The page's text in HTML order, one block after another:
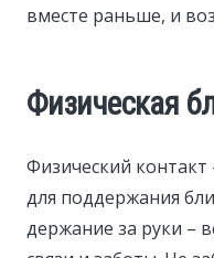
вместе раньше, и
Физическая
Физический
для поддержания
держание за руки –